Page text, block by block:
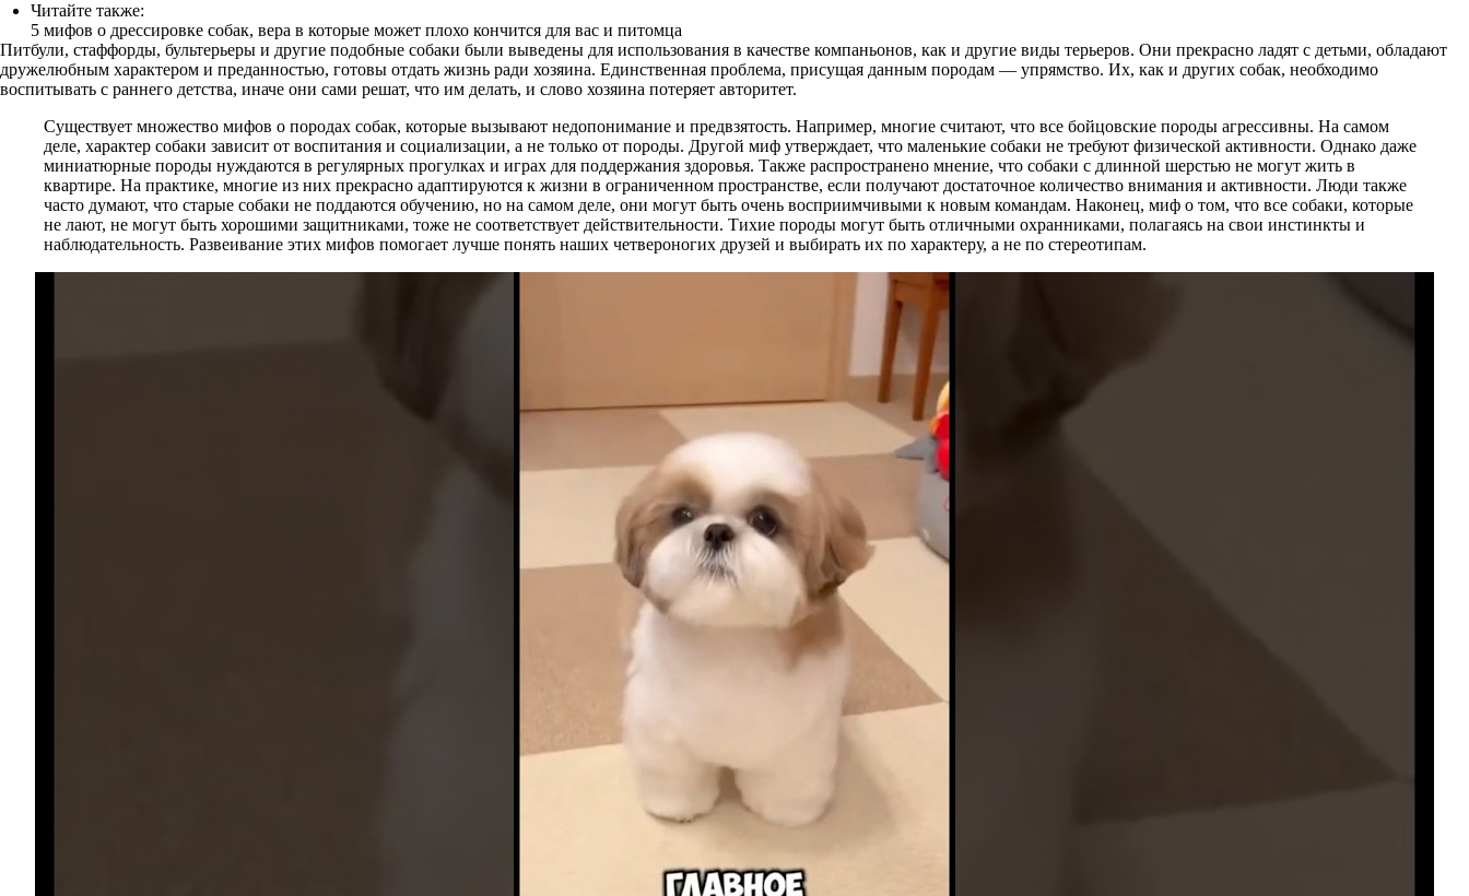
Читайте также:
5 мифов о дрессировке собак, вера в которые может плохо кончится для вас и питомца
Питбули, стаффорды, бультерьеры и другие подобные собаки были выведены для использования в качестве компаньонов, как и другие виды терьеров. Они прекрасно ладят с детьми, обладают
дружелюбным характером и преданностью, готовы отдать жизнь ради хозяина. Единственная проблема, присущая данным породам — упрямство. Их, как и других собак, необходимо
воспитывать с раннего детства, иначе они сами решат, что им делать, и слово хозяина потеряет авторитет.
Существует множество мифов о породах собак, которые вызывают недопонимание и предвзятость. Например, многие считают, что все бойцовские породы агрессивны. На самом
деле, характер собаки зависит от воспитания и социализации, а не только от породы. Другой миф утверждает, что маленькие собаки не требуют физической активности. Однако даже
миниатюрные породы нуждаются в регулярных прогулках и играх для поддержания здоровья. Также распространено мнение, что собаки с длинной шерстью не могут жить в
квартире. На практике, многие из них прекрасно адаптируются к жизни в ограниченном пространстве, если получают достаточное количество внимания и активности. Люди также
часто думают, что старые собаки не поддаются обучению, но на самом деле, они могут быть очень восприимчивыми к новым командам. Наконец, миф о том, что все собаки, которые
не лают, не могут быть хорошими защитниками, тоже не соответствует действительности. Тихие породы могут быть отличными охранниками, полагаясь на свои инстинкты и
наблюдательность. Развеивание этих мифов помогает лучше понять наших четвероногих друзей и выбирать их по характеру, а не по стереотипам.